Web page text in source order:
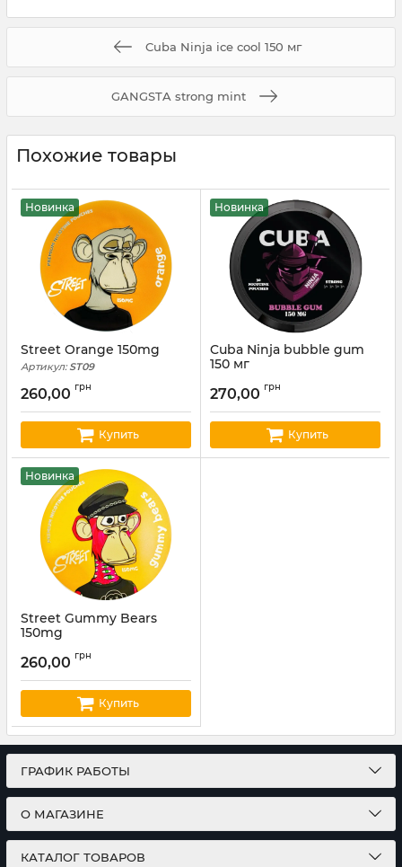
Cuba Ninja ice cool 150 мг
GANGSTA strong mint
Похожие товары
Новинка
Street Orange 150mg
Артикул:ST09
260,00 грн
Купить
Новинка
Cuba Ninja bubble gum
150 мг
270,00 грн
Купить
Новинка
Street Gummy Bears
150mg
260,00 грн
Купить
ГРАФИК РАБОТЫ
О МАГАЗИНЕ
КАТАЛОГ ТОВАРОВ